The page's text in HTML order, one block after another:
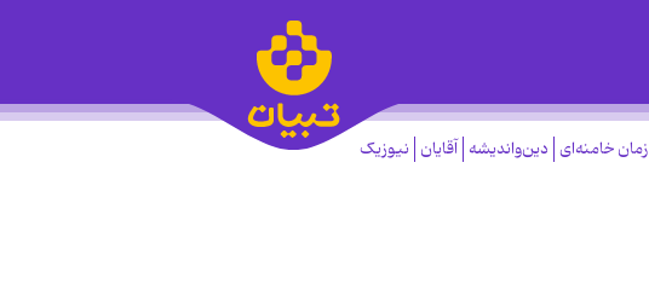
زمان خامنه‌ای دین‌واندیشه آقایان نیوزیک